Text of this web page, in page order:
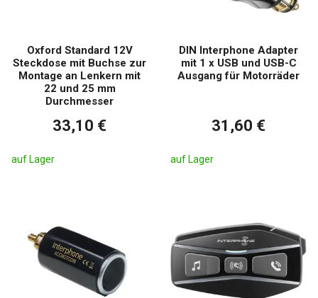
Oxford Standard 12V
Steckdose mit Buchse zur
Montage an Lenkern mit
22 und 25 mm
Durchmesser
33,10 €
auf Lager
DIN Interphone Adapter
mit 1 x USB und USB-C
Ausgang für Motorräder
31,60 €
auf Lager